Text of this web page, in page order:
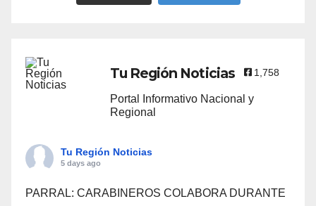
Tu Región Noticias 1,758
Portal Informativo Nacional y
Regional
Tu Región Noticias
5 days ago
PARRAL: CARABINEROS COLABORA DURANTE